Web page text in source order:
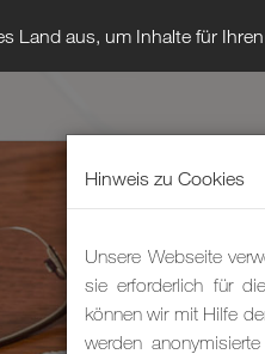
Land aus, um Inhalte für
Hinweis zu Cookies
Unsere Webseite
sie erforderlich für
können wir mit Hilfe
werden